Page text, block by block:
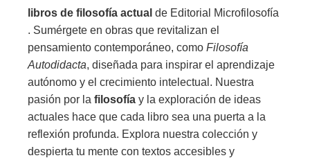
libros de filosofía actual de Editorial Microfilosofía
. Sumérgete en obras que revitalizan el
pensamiento contemporáneo, como Filosofía
Autodidacta, diseñada para inspirar el aprendizaje
autónomo y el crecimiento intelectual. Nuestra
pasión por la filosofía y la exploración de ideas
actuales hace que cada libro sea una puerta a la
reflexión profunda. Explora nuestra colección y
despierta tu mente con textos accesibles y